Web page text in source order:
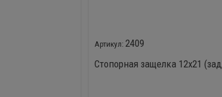
2409
Стопорная защелка 12х21